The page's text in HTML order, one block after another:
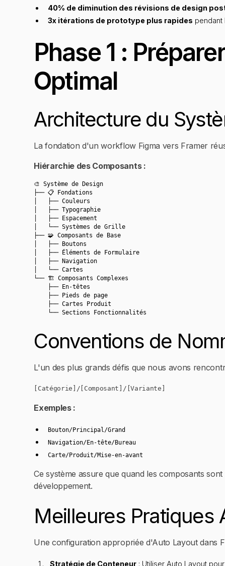
40% de diminution des révisions de design
3x itérations de prototype plus rapides pendant
Phase 1 :
Optimal
Architecture du
La fondation d'un workflow Figma vers Framer
Hiérarchie des Composants :
🎨 Système de Design
├── 📋 Fondations
│   ├── Couleurs
│   ├── Typographie
│   ├── Espacement
│   └── Systèmes de Grille
├── 🧩 Composants de Base
│   ├── Boutons
│   ├── Éléments de Formulaire
│   ├── Navigation
│   └── Cartes
└── 🏗️ Composants Complexes
    ├── En-têtes
    ├── Pieds de page
    ├── Cartes Produit
    └── Sections Fonctionnalités
Conventions de
L'un des plus grands défis que nous avons
[Catégorie]/[Composant]/[Variante]
Exemples :
Bouton/Principal/Grand
Navigation/En-tête/Bureau
Carte/Produit/Mise-en-avant
Ce système assure que quand les composants
développement.
Meilleures Pratiques
Une configuration appropriée d'Auto Layout dans
Stratégie de Conteneur : Utiliser Auto Layout